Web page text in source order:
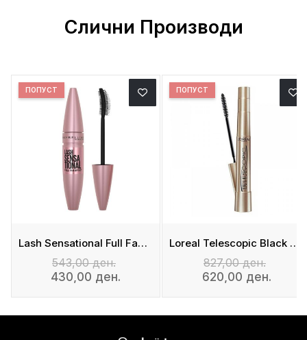
Слични Производи
Lash Sensational Full Fan Effect
ПОПУСТ
543,00 ден.
430,00 ден.
Loreal Telescopic Black Mascara
ПОПУСТ
827,00 ден.
620,00 ден.